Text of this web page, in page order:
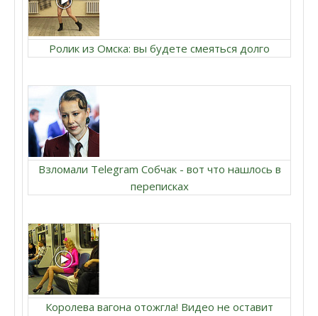
Ролик из Омска: вы будете смеяться долго
Взломали Telegram Собчак - вот что нашлось в
переписках
Королева вагона отожгла! Видео не оставит